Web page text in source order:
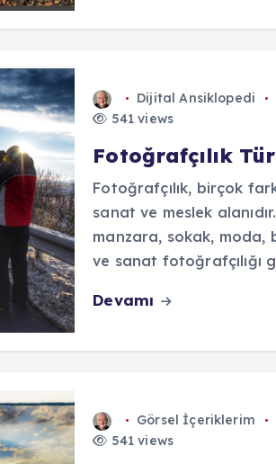
Dijital Ansiklopedi
541 views
Fotoğrafçılık
Fotoğrafçılık, birçok
sanat ve meslek
manzara, sokak, moda,
ve sanat fotoğrafçılığı
Devamı
Görsel İçeriklerim
541 views